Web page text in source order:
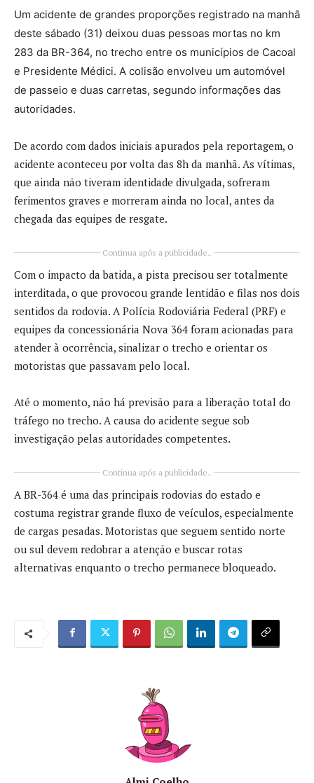
Um acidente de grandes proporções registrado na manhã
deste sábado (31) deixou duas pessoas mortas no km
283 da BR-364, no trecho entre os municípios de Cacoal
e Presidente Médici. A colisão envolveu um automóvel
de passeio e duas carretas, segundo informações das
autoridades.
De acordo com dados iniciais apurados pela reportagem, o
acidente aconteceu por volta das 8h da manhã. As vítimas,
que ainda não tiveram identidade divulgada, sofreram
ferimentos graves e morreram ainda no local, antes da
chegada das equipes de resgate.
Continua após a publicidade..
Com o impacto da batida, a pista precisou ser totalmente
interditada, o que provocou grande lentidão e filas nos dois
sentidos da rodovia. A Polícia Rodoviária Federal (PRF) e
equipes da concessionária Nova 364 foram acionadas para
atender à ocorrência, sinalizar o trecho e orientar os
motoristas que passavam pelo local.
Até o momento, não há previsão para a liberação total do
tráfego no trecho. A causa do acidente segue sob
investigação pelas autoridades competentes.
Continua após a publicidade..
A BR-364 é uma das principais rodovias do estado e
costuma registrar grande fluxo de veículos, especialmente
de cargas pesadas. Motoristas que seguem sentido norte
ou sul devem redobrar a atenção e buscar rotas
alternativas enquanto o trecho permanece bloqueado.